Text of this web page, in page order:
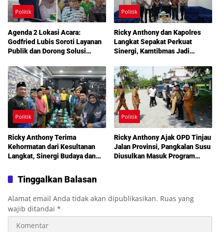
Politik
Agenda 2 Lokasi Acara:
Godfried Lubis Soroti Layanan
Publik dan Dorong Solusi
DPRD Medan
Politik
Ricky Anthony dan Kapolres
Langkat Sepakat Perkuat
Sinergi, Kamtibmas Jadi
Politik
Ricky Anthony Terima
Kehormatan dari Kesultanan
Langkat, Sinergi Budaya dan
Diperkuat
Politik
Ricky Anthony Ajak OPD Tinjau
Jalan Provinsi, Pangkalan Susu
Diusulkan Masuk Program
Tinggalkan Balasan
Alamat email Anda tidak akan dipublikasikan. Ruas yang
wajib ditandai *